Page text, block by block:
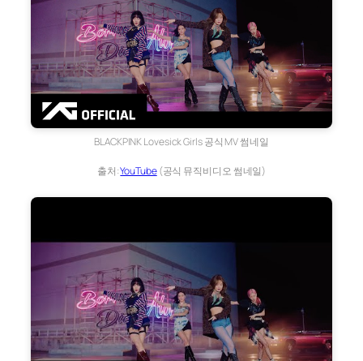
BLACKPINK Lovesick Girls 공식 MV 썸네일
출처:YouTube(공식 뮤직비디오 썸네일)